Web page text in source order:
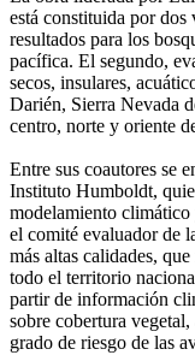
está constituida por
resultados para los
pacífica. El segundo,
secos, insulares,
Darién, Sierra Nevada
centro, norte y oriente
Entre sus coautores se
Instituto Humboldt,
modelamiento climático
el comité evaluador de
más altas calidades,
todo el territorio
partir de información
sobre cobertura vegetal,
grado de riesgo de las